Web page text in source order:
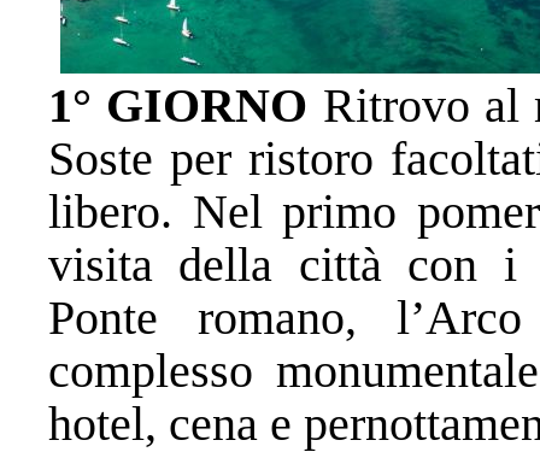
1° GIORNO Ritrovo al
Soste per ristoro
libero. Nel primo
visita della città con i
Ponte romano,
complesso
hotel, cena e